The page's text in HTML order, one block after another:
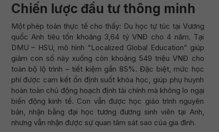
Chiến lược đầu tư thông minh
Một phép toán thực tế cho thấy: Du học tự túc tại Vương
quốc Anh tiêu tốn khoảng 3,64 tỷ VNĐ cho 4 năm. Tại
DMU – HSU, mô hình “Localized Global Education” giúp
giảm con số này xuống còn khoảng 549 triệu VNĐ cho
toàn bộ lộ trình – tiết kiệm gần 85%. Đặc biệt, mức học
phí được cam kết ổn định suốt khóa học, giúp phụ huynh
hoàn toàn chủ động hoạch định tài chính mà không lo ngại
biến động kinh tế. Con vẫn được học giáo trình nguyên
bản, nhận bằng đại học tương đương sinh viên tại Anh,
nhưng vẫn nhận được sự quan tâm sát sao của gia đình.